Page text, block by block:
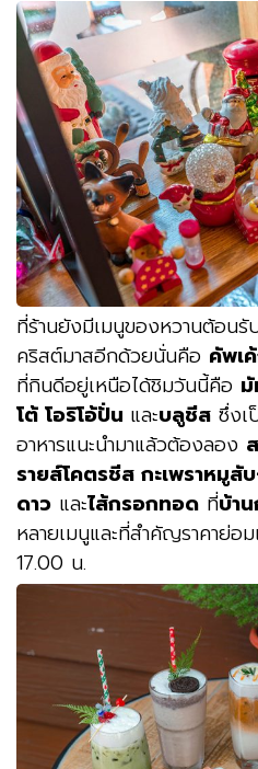
ที่ร้านยังมีเมนูของหวานต้อนรั
คริสต์มาสอีกด้วยนั่นคือ คัพเ
ที่กินดีอยู่เหนือได้ชิมวันนี้คือ
โต้ โอริโอ้ปั่น และบลูชีส ซึ่งเ
อาหารแนะนำมาแล้วต้องลอง
รายส์โคตรชีส กะเพราหมูสั
ดาว และไส้กรอกทอด ที่บ้า
หลายเมนูและที่สำคัญราคาย่อ
17.00 น.